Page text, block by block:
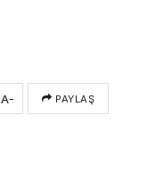
A- PAYLAŞ